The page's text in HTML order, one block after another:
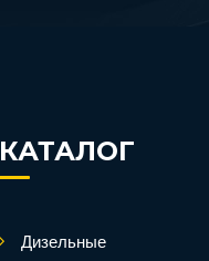
КАТАЛОГ
Дизельные